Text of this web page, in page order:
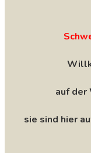
auf der
sie sind hier